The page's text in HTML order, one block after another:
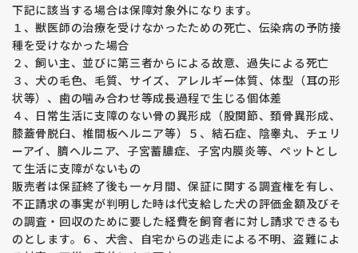
下記に該当する場合は保障対象外になります。
１、獣医師の治療を受けなかったための死亡、伝染病の予防接
種を受けなかった場合
２、飼い主、並びに第三者からによる故意、過失による死亡
３、犬の毛色、毛質、サイズ、アレルギー体質、体型（耳の形
状等）、歯の噛み合わせ等成長過程で生じる個体差
４、日常生活に支障のない骨の異形成（股関節、頚骨異形成、
膝蓋骨脱臼、椎間板ヘルニア等）５、結石症、陰睾丸、チェリ
ーアイ、臍ヘルニア、子宮蓄膿症、子宮内膜炎等、ペットとし
て生活に支障がないもの
販売者は保証終了後も一ヶ月間、保証に関する調査権を有し、
不正請求の事実が判明した時は代支給した犬の評価金額及びそ
の調査・回収のために要した経費を飼育者に対し請求できるも
のとします。６、犬舎、自宅からの逃走による不明、盗難によ